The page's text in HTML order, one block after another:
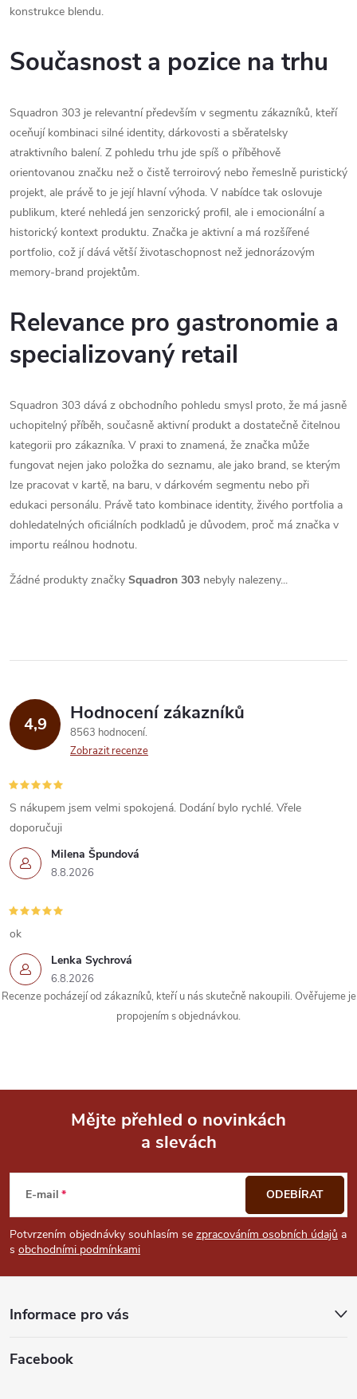
konstrukce blendu.
Současnost a pozice na trhu
Squadron 303 je relevantní především v segmentu zákazníků, kteří
oceňují kombinaci silné identity, dárkovosti a sběratelsky
atraktivního balení. Z pohledu trhu jde spíš o příběhově
orientovanou značku než o čistě terroirový nebo řemeslně puristický
projekt, ale právě to je její hlavní výhoda. V nabídce tak oslovuje
publikum, které nehledá jen senzorický profil, ale i emocionální a
historický kontext produktu. Značka je aktivní a má rozšířené
portfolio, což jí dává větší životaschopnost než jednorázovým
memory-brand projektům.
Relevance pro gastronomie a
specializovaný retail
Squadron 303 dává z obchodního pohledu smysl proto, že má jasně
uchopitelný příběh, současně aktivní produkt a dostatečně čitelnou
kategorii pro zákazníka. V praxi to znamená, že značka může
fungovat nejen jako položka do seznamu, ale jako brand, se kterým
lze pracovat v kartě, na baru, v dárkovém segmentu nebo při
edukaci personálu. Právě tato kombinace identity, živého portfolia a
dohledatelných oficiálních podkladů je důvodem, proč má značka v
importu reálnou hodnotu.
Žádné produkty značky Squadron 303 nebyly nalezeny...
4,9 Hodnocení zákazníků
8563 hodnocení
Zobrazit recenze
Milena Špundová
8.8.2026
S nákupem jsem velmi spokojená. Dodání bylo rychlé. Vřele
doporučuji
Lenka Sychrová
6.8.2026
ok
Recenze pocházejí od zákazníků, kteří u nás skutečně nakoupili. Ověřujeme je
propojením s objednávkou.
p
a
Mějte přehled o novinkách
a slevách
E-mail
Potvrzením objednávky souhlasím se zpracováním osobních údajů a
s obchodními podmínkami
ODEBÍRAT
Informace pro vás
Facebook